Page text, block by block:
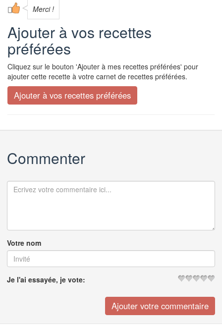
Merci !
Ajouter à vos recettes
préférées
Cliquez sur le bouton 'Ajouter à mes recettes préférées' pour
ajouter cette recette à votre carnet de recettes préférées.
Commenter
Votre nom
Je l'ai essayée, je vote: